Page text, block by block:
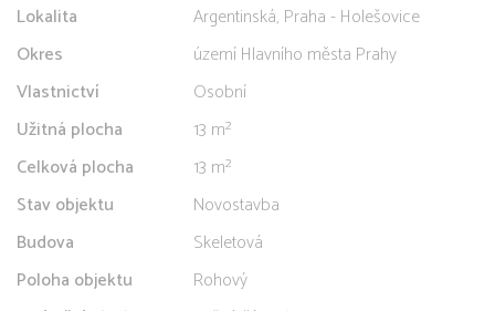
Lokalita
Argentinská, Praha - Holešovice
Okres
území Hlavního města Prahy
Vlastnictví
Osobní
Užitná plocha
13 m²
Celková plocha
13 m²
Stav objektu
Novostavba
Budova
Skeletová
Poloha objektu
Rohový